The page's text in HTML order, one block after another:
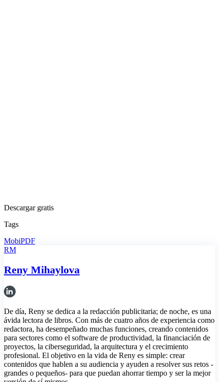
Descargar gratis
Tags
MobiPDF
RM
Reny Mihaylova
De día, Reny se dedica a la redacción publicitaria; de noche, es una
ávida lectora de libros. Con más de cuatro años de experiencia como
redactora, ha desempeñado muchas funciones, creando contenidos
para sectores como el software de productividad, la financiación de
proyectos, la ciberseguridad, la arquitectura y el crecimiento
profesional. El objetivo en la vida de Reny es simple: crear
contenidos que hablen a su audiencia y ayuden a resolver sus retos -
grandes o pequeños- para que puedan ahorrar tiempo y ser la mejor